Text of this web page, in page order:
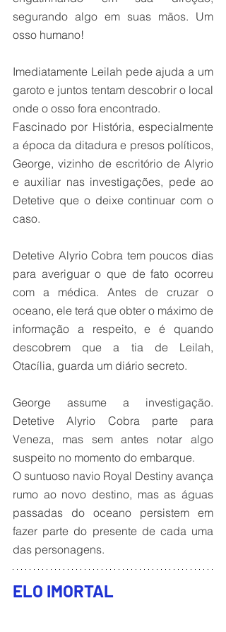
segurando algo em suas mãos. Um
osso humano!
Imediatamente Leilah pede ajuda a um
garoto e juntos tentam descobrir o local
onde o osso fora encontrado.
Fascinado por História, especialmente
a época da ditadura e presos políticos,
George, vizinho de escritório de Alyrio
e auxiliar nas investigações, pede ao
Detetive que o deixe continuar com o
caso.
Detetive Alyrio Cobra tem poucos dias
para averiguar o que de fato ocorreu
com a médica. Antes de cruzar o
oceano, ele terá que obter o máximo de
informação a respeito, e é quando
descobrem que a tia de Leilah,
Otacília, guarda um diário secreto.
George assume a investigação.
Detetive Alyrio Cobra parte para
Veneza, mas sem antes notar algo
suspeito no momento do embarque.
O suntuoso navio Royal Destiny avança
rumo ao novo destino, mas as águas
passadas do oceano persistem em
fazer parte do presente de cada uma
das personagens.
ELO IMORTAL